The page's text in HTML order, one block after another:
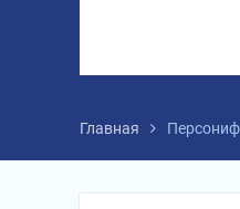
Главная